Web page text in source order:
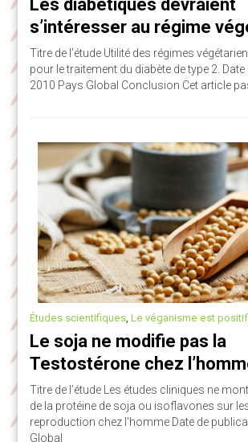
Les diabétiques devraient
s’intéresser au régime
Titre de l’étude Utilité des régimes
pour le traitement du diabète de type 2.
2010 Pays Global Conclusion Cet article
Études scientifiques,Le véganisme est positif
Le soja ne modifie pas la
Testostérone chez
Titre de l’étude Les études cliniques ne
de la protéine de soja ou isoflavones sur
reproduction chez l’homme Date de
Global